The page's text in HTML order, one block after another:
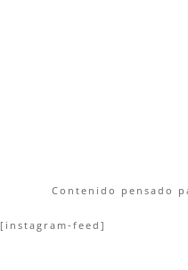
Contenido pensado
[instagram-feed]